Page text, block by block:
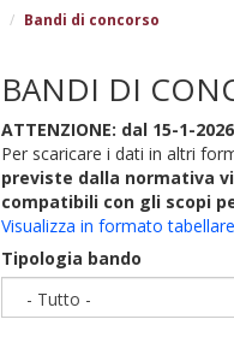
Bandi di concorso
BANDI DI
ATTENZIONE: dal 15-1-
Per scaricare i dati in altri
previste dalla normativa
compatibili con gli scopi
Visualizza in formato tabellare
Tipologia bando
- Tutto -